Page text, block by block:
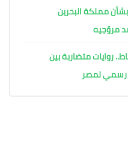
مملكة البحرين
مروّجيه
روايات متضاربة بين
رسمي لمصر